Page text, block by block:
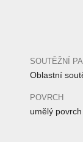
SOUTĚŽNÍ
Oblastní
POVRCH
umělý povrch